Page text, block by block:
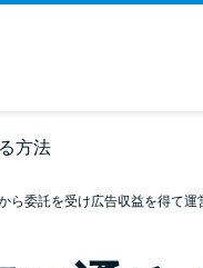
方法
委託を受け広告収益を得て運